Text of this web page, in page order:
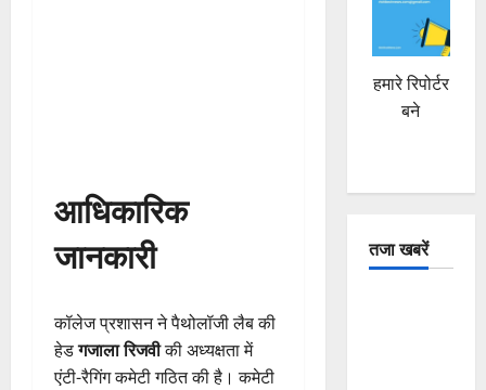
आधिकारिक
जानकारी
कॉलेज प्रशासन ने पैथोलॉजी लैब की
हेडगजाला रिजवीकी अध्यक्षता में
एंटी-रैगिंग कमेटी गठित की है। कमेटी
हमारे रिपोर्टर
बने
तजा खबरें